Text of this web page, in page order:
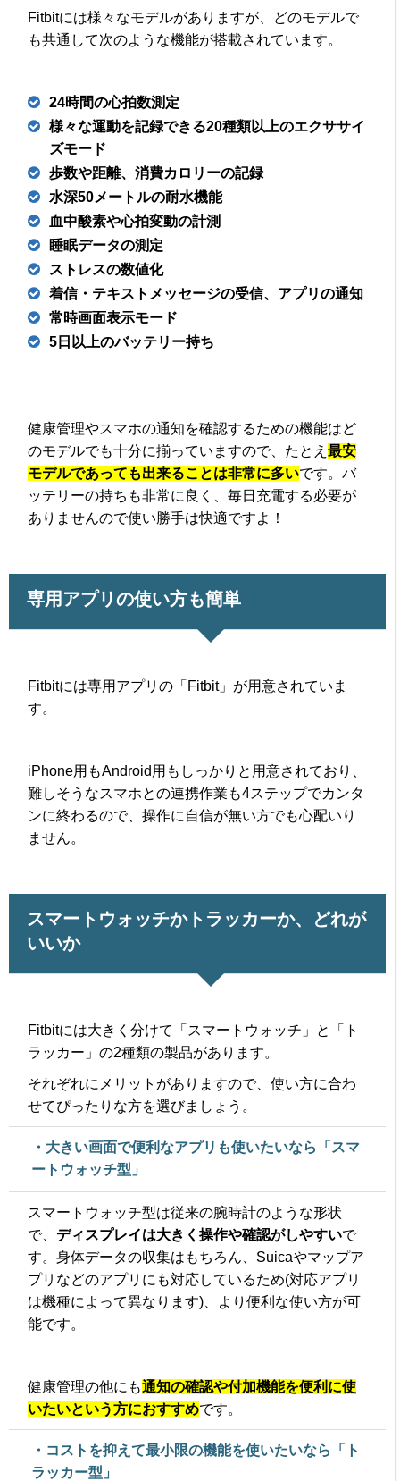
Fitbitには様々なモデルがありますが、どのモデルで
も共通して次のような機能が搭載されています。
24時間の心拍数測定
様々な運動を記録できる20種類以上のエクササイ
ズモード
歩数や距離、消費カロリーの記録
水深50メートルの耐水機能
血中酸素や心拍変動の計測
睡眠データの測定
ストレスの数値化
着信・テキストメッセージの受信、アプリの通知
常時画面表示モード
5日以上のバッテリー持ち
健康管理やスマホの通知を確認するための機能はど
のモデルでも十分に揃っていますので、たとえ最安
モデルであっても出来ることは非常に多いです。バ
ッテリーの持ちも非常に良く、毎日充電する必要が
ありませんので使い勝手は快適ですよ！
専用アプリの使い方も簡単
Fitbitには専用アプリの「Fitbit」が用意されていま
す。
iPhone用もAndroid用もしっかりと用意されており、
難しそうなスマホとの連携作業も4ステップでカンタ
ンに終わるので、操作に自信が無い方でも心配いり
ません。
スマートウォッチかトラッカーか、どれが
いいか
Fitbitには大きく分けて「スマートウォッチ」と「ト
ラッカー」の2種類の製品があります。
それぞれにメリットがありますので、使い方に合わ
せてぴったりな方を選びましょう。
・大きい画面で便利なアプリも使いたいなら「スマ
ートウォッチ型」
スマートウォッチ型は従来の腕時計のような形状
で、ディスプレイは大きく操作や確認がしやすいで
す。身体データの収集はもちろん、 Suicaやマップア
プリなどのアプリにも対応しているため(対応アプリ
は機種によって異なります)、より便利な使い方が可
能です。
健康管理の他にも通知の確認や付加機能を便利に使
いたいという方におすすめです。
・コストを抑えて最小限の機能を使いたいなら「ト
ラッカー型」